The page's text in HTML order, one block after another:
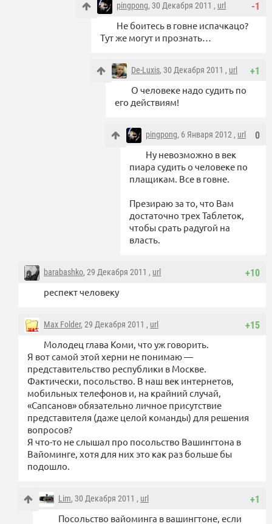
-1
pingpong, 30 Декабря 2011 , url
Не боитесь в говне испачкацо?
Тут же могут и прознать…
+1
De-Luxis, 30 Декабря 2011 , url
О человеке надо судить по
его действиям!
0
pingpong, 6 Января 2012 , url
Ну невозможно в век
пиара судить о человеке по
плащикам. Все в говне.
Презираю за то, что Вам
достаточно трех Таблеток,
чтобы срать радугой на
власть.
+10
barabashko, 29 Декабря 2011 , url
респект человеку
+15
Max Folder, 29 Декабря 2011 , url
Молодец глава Коми, что уж говорить.
Я вот самой этой херни не понимаю —
представительство республики в Москве.
Фактически, посольство. В наш век интернетов,
мобильных телефонов и, на крайний случай,
«Сапсанов» обязательно личное присутствие
представителя (даже целой команды) для решения
вопросов?
Я что-то не слышал про посольство Вашингтона в
Вайоминге, хотя для них это как раз больше бы
подошло.
+1
Lim, 30 Декабря 2011 , url
Посольство вайоминга в вашингтоне, если